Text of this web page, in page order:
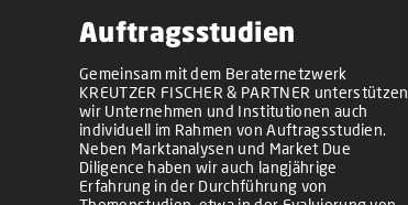
Auftragsstudien
Gemeinsam mit dem Beraternetzwerk
KREUTZER FISCHER & PARTNER unterstützen
wir Unternehmen und Institutionen auch
individuell im Rahmen von Auftragsstudien.
Neben Marktanalysen und Market Due
Diligence haben wir auch langjährige
Erfahrung in der Durchführung von